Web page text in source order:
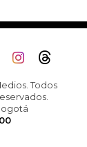
Todos